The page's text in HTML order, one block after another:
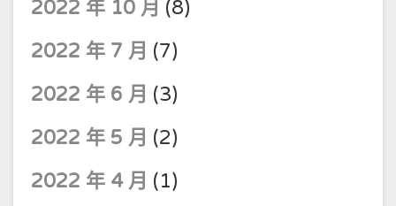
2022 年 10 月 (8)
2022 年 7 月 (7)
2022 年 6 月 (3)
2022 年 5 月 (2)
2022 年 4 月 (1)